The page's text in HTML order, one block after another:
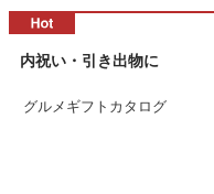
内祝い・引き出物に
グルメギフトカタログ